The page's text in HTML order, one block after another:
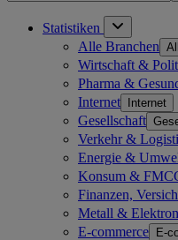
Statistiken
Alle Branchen
Wirtschaft &
Pharma &
Internet Internet
Gesellschaft
Verkehr &
Energie &
Konsum &
Finanzen,
Metall &
E-commerce E-